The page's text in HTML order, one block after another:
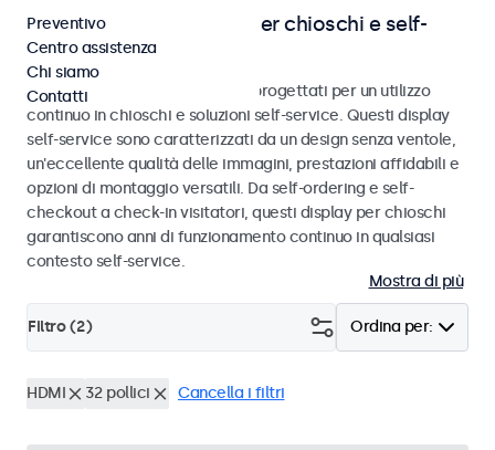
Monitor e touchscreen per chioschi e self-
service
Monitor e display touchscreen progettati per un utilizzo
continuo in chioschi e soluzioni self-service. Questi display
self-service sono caratterizzati da un design senza ventole,
un'eccellente qualità delle immagini, prestazioni affidabili e
opzioni di montaggio versatili. Da self-ordering e self-
checkout a check-in visitatori, questi display per chioschi
garantiscono anni di funzionamento continuo in qualsiasi
contesto self-service.
Mostra di più
Ordina per:
Filtro (2)
HDMI 32 pollici Cancella i filtri
Preventivo
Centro assistenza
Chi siamo
Contatti